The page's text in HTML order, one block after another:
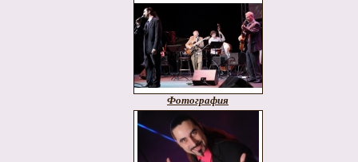
Фотография